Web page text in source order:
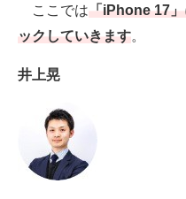
企業向けIT製品の総合サイト
モノづくり技術者専門サイト
エレクトロニクス専門サイト
ここでは「iPhone 17
ックしていきます。
井上晃